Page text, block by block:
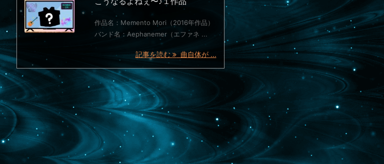
作品名：Memento Mori（2016年作品）
バンド名：Aephanemer（エファネ ...
記事を読む 曲自体が ...